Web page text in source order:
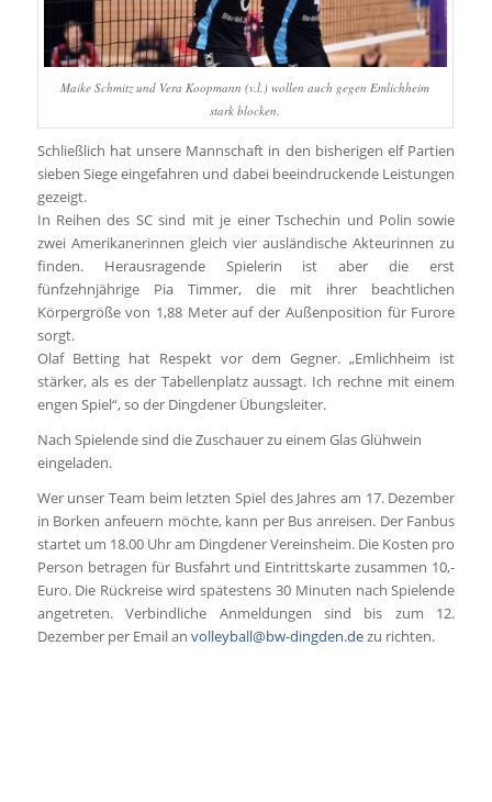
Maike Schmitz und Vera Koopmann (v.l.) wollen auch gegen Emlichheim
stark blocken.
Schließlich hat unsere Mannschaft in den bisherigen elf Partien
sieben Siege eingefahren und dabei beeindruckende Leistungen
gezeigt.
In Reihen des SC sind mit je einer Tschechin und Polin sowie
zwei Amerikanerinnen gleich vier ausländische Akteurinnen zu
finden. Herausragende Spielerin ist aber die erst
fünfzehnjährige Pia Timmer, die mit ihrer beachtlichen
Körpergröße von 1,88 Meter auf der Außenposition für Furore
sorgt.
Olaf Betting hat Respekt vor dem Gegner. „Emlichheim ist
stärker, als es der Tabellenplatz aussagt. Ich rechne mit einem
engen Spiel“, so der Dingdener Übungsleiter.
Nach Spielende sind die Zuschauer zu einem Glas Glühwein
eingeladen.
Wer unser Team beim letzten Spiel des Jahres am 17. Dezember
in Borken anfeuern möchte, kann per Bus anreisen. Der Fanbus
startet um 18.00 Uhr am Dingdener Vereinsheim. Die Kosten pro
Person betragen für Busfahrt und Eintrittskarte zusammen 10,-
Euro. Die Rückreise wird spätestens 30 Minuten nach Spielende
angetreten. Verbindliche Anmeldungen sind bis zum 12.
Dezember per Email an volleyball@bw-dingden.dezu richten.